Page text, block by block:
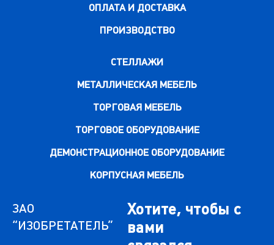
ОПЛАТА И ДОСТАВКА
ПРОИЗВОДСТВО
СТЕЛЛАЖИ
МЕТАЛЛИЧЕСКАЯ МЕБЕЛЬ
ТОРГОВАЯ МЕБЕЛЬ
ТОРГОВОЕ ОБОРУДОВАНИЕ
ДЕМОНСТРАЦИОННОЕ ОБОРУДОВАНИЕ
КОРПУСНАЯ МЕБЕЛЬ
ЗАО
“ИЗОБРЕТАТЕЛЬ”
Хотите, чтобы с
вами